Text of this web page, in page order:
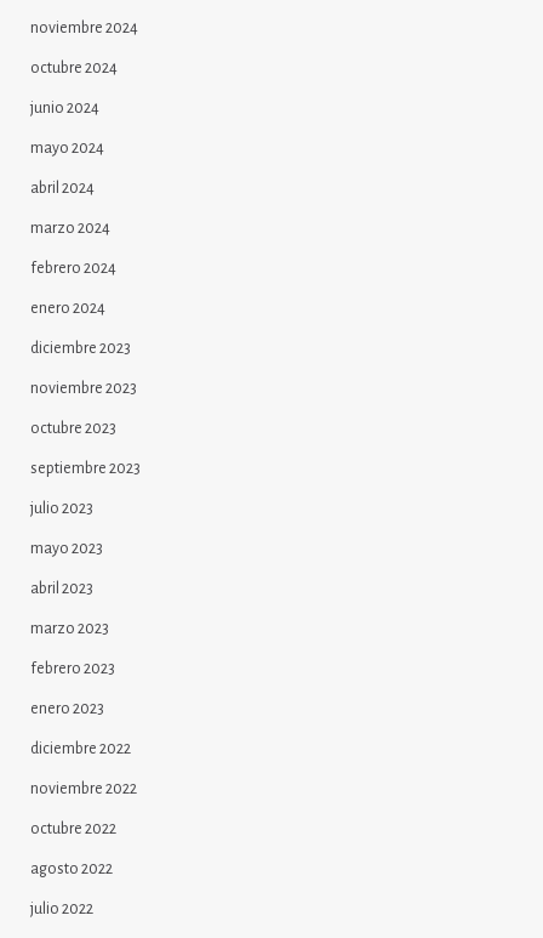
noviembre 2024
octubre 2024
junio 2024
mayo 2024
abril 2024
marzo 2024
febrero 2024
enero 2024
diciembre 2023
noviembre 2023
octubre 2023
septiembre 2023
julio 2023
mayo 2023
abril 2023
marzo 2023
febrero 2023
enero 2023
diciembre 2022
noviembre 2022
octubre 2022
agosto 2022
julio 2022